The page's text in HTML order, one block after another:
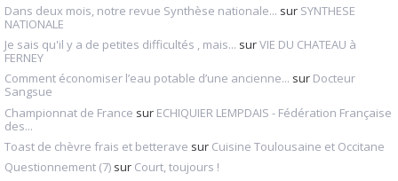
Dans deux mois, notre revue Synthèse nationale... sur SYNTHESE
NATIONALE
Je sais qu'il y a de petites difficultés , mais... surVIE DU CHATEAU à
FERNEY
Comment économiser l’eau potable d’une ancienne... sur Docteur
Sangsue
Championnat de France sur ECHIQUIER LEMPDAIS - Fédération Française
des...
Toast de chèvre frais et betterave sur Cuisine Toulousaine et Occitane
Questionnement (7) sur Court, toujours !